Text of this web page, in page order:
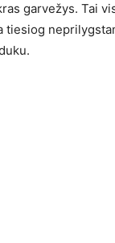
garvežys. Tai